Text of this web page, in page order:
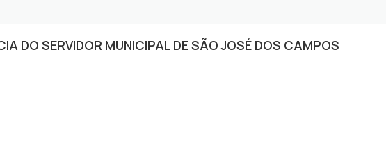
DO SERVIDOR MUNICIPAL DE SÃO JOSÉ DOS CAMPOS